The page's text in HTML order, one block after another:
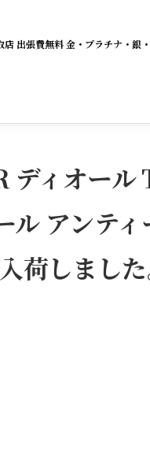
店 出張費無料 金・プラチナ・
ディオール
ル アンテ
荷しました